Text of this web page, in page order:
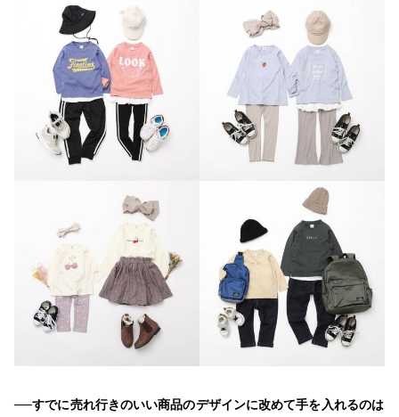
──すでに売れ行きのいい商品のデザインに改めて手を入れるのは